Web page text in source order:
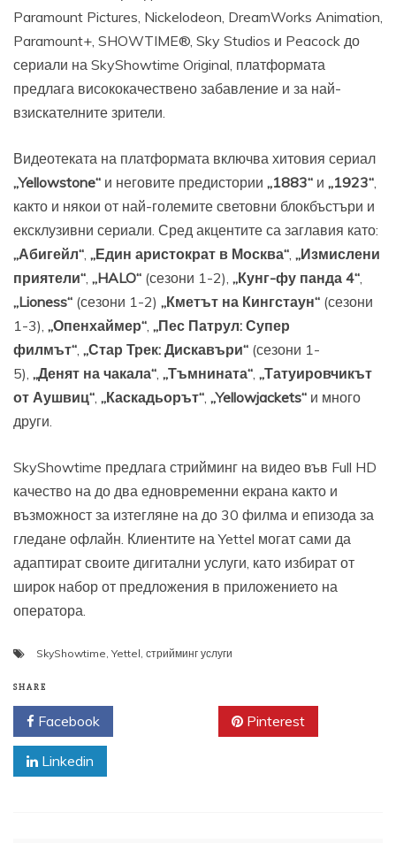
Paramount Pictures, Nickelodeon, DreamWorks Animation,
Paramount+, SHOWTIME®, Sky Studios и Peacock до
сериали на SkyShowtime Original, платформата
предлага висококачествено забавление и за най-
взискателните зрители.
Видеотеката на платформата включва хитовия сериал
„Yellowstone“ и неговите предистории „1883“ и „1923“,
както и някои от най-големите световни блокбъстъри и
ексклузивни сериали. Сред акцентите са заглавия като:
„Абигейл“, „Един аристократ в Москва“, „Измислени
приятели“, „HALO“ (сезони 1-2), „Кунг-фу панда 4“,
„Lioness“ (сезони 1-2) „Кметът на Кингстаун“ (сезони
1-3), „Опенхаймер“, „Пес Патрул: Супер
филмът“, „Стар Трек: Дискавъри“ (сезони 1-
5), „Денят на чакала“, „Тъмнината“, „Татуировчикът
от Аушвиц“, „Каскадьорът“, „Yellowjackets“ и много
други.
SkyShowtime предлага стрийминг на видео във Full HD
качество на до два едновременни екрана както и
възможност за изтегляне на до 30 филма и епизода за
гледане офлайн. Клиентите на Yettel могат сами да
адаптират своите дигитални услуги, като избират от
широк набор от предложения в приложението на
оператора.
SkyShowtime, Yettel, стрийминг услуги
SHARE
Facebook Pinterest
Linkedin